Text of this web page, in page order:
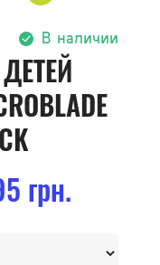
В наличии
грн.